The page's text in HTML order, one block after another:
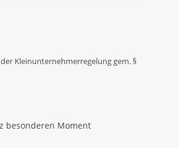
Kleinunternehmerregelung gem. §
besonderen Moment